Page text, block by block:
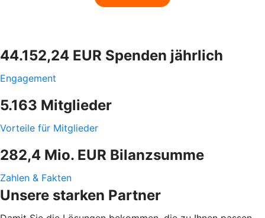
44.152,24 EUR Spenden jährlich
Engagement
5.163 Mitglieder
Vorteile für Mitglieder
282,4 Mio. EUR Bilanzsumme
Zahlen & Fakten
Unsere starken Partner